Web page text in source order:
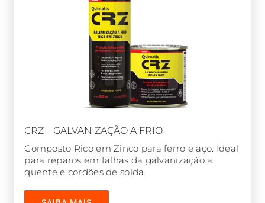
CRZ – GALVANIZAÇÃO A FRIO
Composto Rico em Zinco para ferro e aço. Ideal
para reparos em falhas da galvanização a
quente e cordões de solda.